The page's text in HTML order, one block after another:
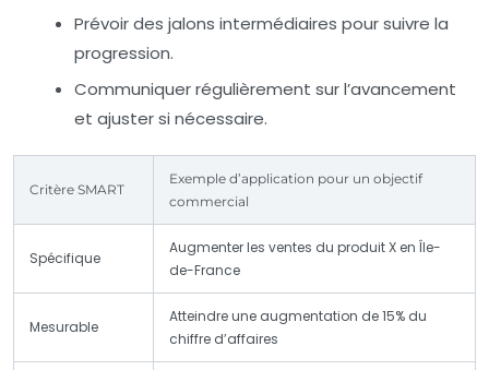
Prévoir des jalons intermédiaires pour suivre la
progression.
Communiquer régulièrement sur l’avancement
et ajuster si nécessaire.
Critère SMART
Exemple d’application pour un objectif
commercial
Spécifique
Augmenter les ventes du produit X en Île-
de-France
Mesurable
Atteindre une augmentation de 15% du
chiffre d’affaires